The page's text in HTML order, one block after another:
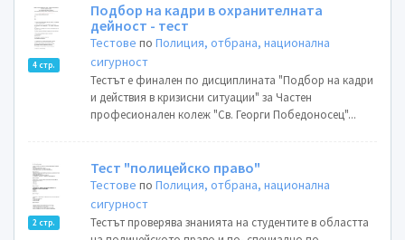
4 стр.
Подбор на кадри в охранителната
дейност - тест
Тестове поПолиция, отбрана, национална
сигурност
Тестът е финален по дисциплината "Подбор на кадри
и действия в кризисни ситуации" за Частен
професионален колеж "Св. Георги Победоносец"...
2 стр.
Тест "полицейско право"
Тестове поПолиция, отбрана, национална
сигурност
Тестът проверява знанията на студентите в областта